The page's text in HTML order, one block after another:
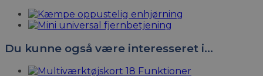
Du kunne også være interesseret i…